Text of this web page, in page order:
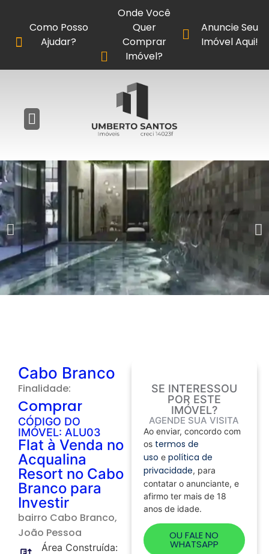
Anuncie Seu
Imóvel Aqui!
Como Posso
Ajudar?
Onde Você
Quer
Comprar
Imóvel?
Cabo Branco
Finalidade:
Comprar
CÓDIGO DO
IMÓVEL: ALU03
Flat à Venda no
Acqualina
Resort no Cabo
Branco para
Investir
bairro Cabo Branco,
João Pessoa
Área Construída:
SE INTERESSOU
POR ESTE
IMÓVEL?
AGENDE SUA VISITA
Ao enviar, concordo com
os termos de
uso e política de
privacidade, para
contatar o anunciante, e
afirmo ter mais de 18
anos de idade.
OU FALE NO
WHATSAPP